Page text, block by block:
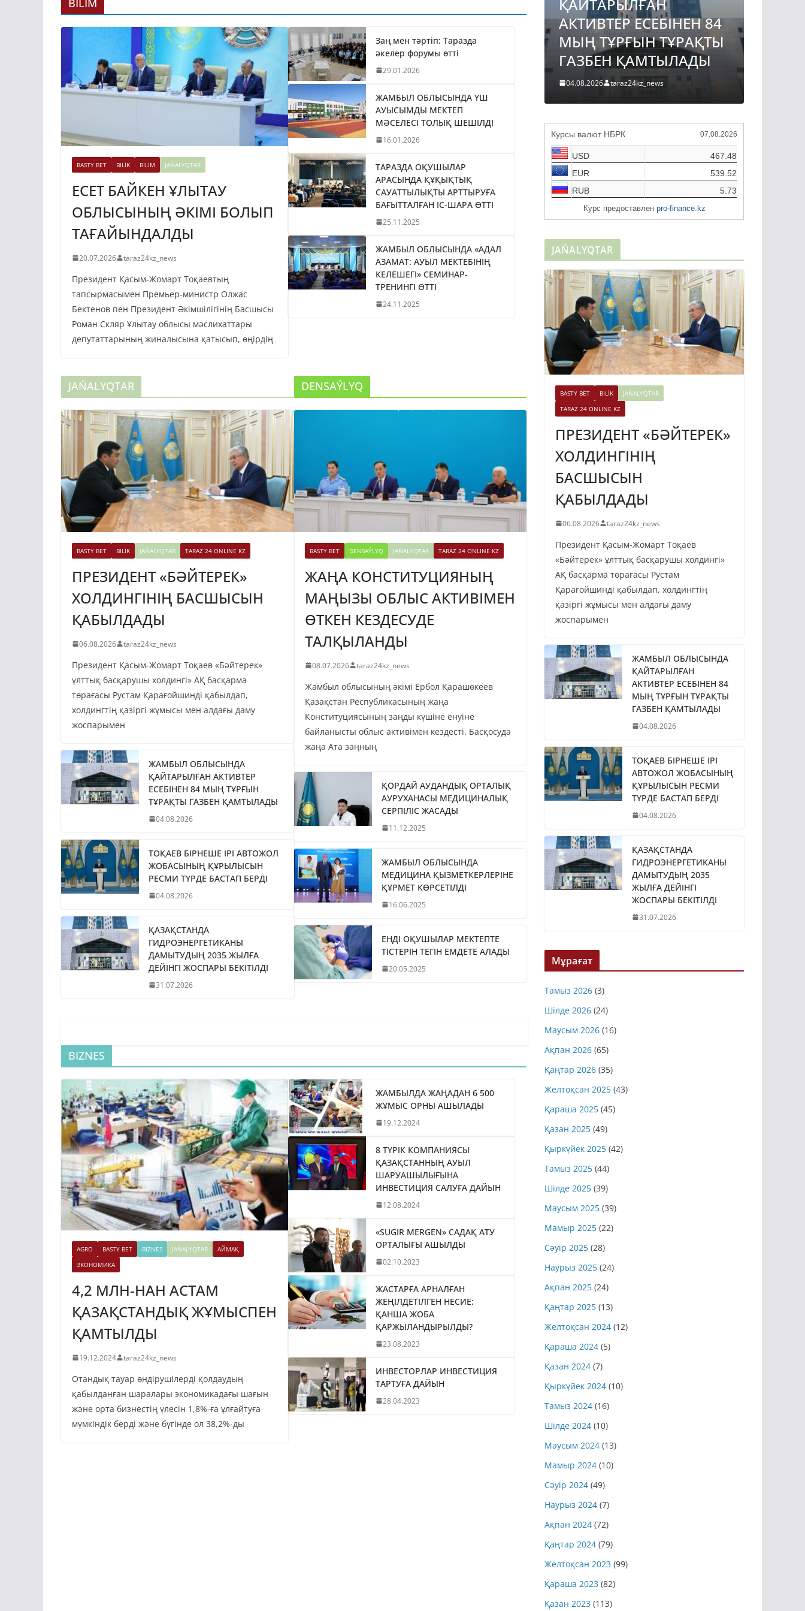
BASTY BET BILİK BİLİM JAŃALYQTAR
ЕСЕТ БАЙКЕН ҰЛЫТАУ
ОБЛЫСЫНЫҢ ӘКІМІ БОЛЫП
ТАҒАЙЫНДАЛДЫ
20.07.2026 taraz24kz_news
Президент Қасым-Жомарт Тоқаевтың
тапсырмасымен Премьер-министр Олжас
Бектенов пен Президент Әкімшілігінің Басшысы
Роман Скляр Ұлытау облысы мәслихаттары
депутаттарының жиналысына қатысып, өңірдің
Заң мен тәртіп: Таразда
әкелер форумы өтті
29.01.2026
ЖАМБЫЛ ОБЛЫСЫНДА ҮШ
АУЫСЫМДЫ МЕКТЕП
МӘСЕЛЕСІ ТОЛЫҚ ШЕШІЛДІ
16.01.2026
ТАРАЗДА ОҚУШЫЛАР
АРАСЫНДА ҚҰҚЫҚТЫҚ
САУАТТЫЛЫҚТЫ АРТТЫРУҒА
БАҒЫТТАЛҒАН ІС-ШАРА ӨТТІ
25.11.2025
ЖАМБЫЛ ОБЛЫСЫНДА «АДАЛ
АЗАМАТ: АУЫЛ МЕКТЕБІНІҢ
КЕЛЕШЕГІ» СЕМИНАР-
ТРЕНИНГІ ӨТТІ
24.11.2025
JAŃALYQTAR
BASTY BET BILİK JAŃALYQTAR TARAZ 24 ONLINE KZ
ПРЕЗИДЕНТ «БӘЙТЕРЕК»
ХОЛДИНГІНІҢ БАСШЫСЫН
ҚАБЫЛДАДЫ
06.08.2026 taraz24kz_news
Президент Қасым-Жомарт Тоқаев «Бәйтерек»
ұлттық басқарушы холдингі» АҚ басқарма
төрағасы Рустам Қарағойшинді қабылдап,
холдингтің қазіргі жұмысы мен алдағы даму
жоспарымен
ЖАМБЫЛ ОБЛЫСЫНДА
ҚАЙТАРЫЛҒАН АКТИВТЕР
ЕСЕБІНЕН 84 МЫҢ ТҰРҒЫН
ТҰРАҚТЫ ГАЗБЕН ҚАМТЫЛАДЫ
04.08.2026
ТОҚАЕВ БІРНЕШЕ ІРІ АВТОЖОЛ
ЖОБАСЫНЫҢ ҚҰРЫЛЫСЫН
РЕСМИ ТҮРДЕ БАСТАП БЕРДІ
04.08.2026
ҚАЗАҚСТАНДА
ГИДРОЭНЕРГЕТИКАНЫ
ДАМЫТУДЫҢ 2035 ЖЫЛҒА
ДЕЙІНГІ ЖОСПАРЫ БЕКІТІЛДІ
31.07.2026
DENSAÝLYQ
BASTY BET DENSAÝLYQ JAŃALYQTAR TARAZ 24 ONLINE KZ
ЖАҢА КОНСТИТУЦИЯНЫҢ
МАҢЫЗЫ ОБЛЫС АКТИВІМЕН
ӨТКЕН КЕЗДЕСУДЕ
ТАЛҚЫЛАНДЫ
08.07.2026 taraz24kz_news
Жамбыл облысының әкімі Ербол Қарашөкеев
Қазақстан Республикасының жаңа
Конституциясының заңды күшіне енуіне
байланысты облыс активімен кездесті. Басқосуда
жаңа Ата заңның
ҚОРДАЙ АУДАНДЫҚ ОРТАЛЫҚ
АУРУХАНАСЫ МЕДИЦИНАЛЫҚ
СЕРПІЛІС ЖАСАДЫ
11.12.2025
ЖАМБЫЛ ОБЛЫСЫНДА
МЕДИЦИНА ҚЫЗМЕТКЕРЛЕРІНЕ
ҚҰРМЕТ КӨРСЕТІЛДІ
16.06.2025
ЕНДІ ОҚУШЫЛАР МЕКТЕПТЕ
ТІСТЕРІН ТЕГІН ЕМДЕТЕ АЛАДЫ
20.05.2025
BIZNES
AGRO BASTY BET BIZNES JAŃALYQTAR
АЙМАҚ
ЭКОНОМИКА
4,2 МЛН-НАН АСТАМ
ҚАЗАҚСТАНДЫҚ ЖҰМЫСПЕН
ҚАМТЫЛДЫ
19.12.2024 taraz24kz_news
Отандық тауар өндірушілерді қолдаудың
қабылданған шаралары экономикадағы шағын
және орта бизнестің үлесін 1,8%-ға ұлғайтуға
мүмкіндік берді және бүгінде ол 38,2%-ды
ЖАМБЫЛДА ЖАҢАДАН 6 500
ЖҰМЫС ОРНЫ АШЫЛАДЫ
19.12.2024
8 ТҮРІК КОМПАНИЯСЫ
ҚАЗАҚСТАННЫҢ АУЫЛ
ШАРУАШЫЛЫҒЫНА
ИНВЕСТИЦИЯ САЛУҒА ДАЙЫН
12.08.2024
«SUGIR MERGEN» САДАҚ АТУ
ОРТАЛЫҒЫ АШЫЛДЫ
02.10.2023
ЖАСТАРҒА АРНАЛҒАН
ЖЕҢІЛДЕТІЛГЕН НЕСИЕ:
ҚАНША ЖОБА
ҚАРЖЫЛАНДЫРЫЛДЫ?
23.08.2023
ИНВЕСТОРЛАР ИНВЕСТИЦИЯ
ТАРТУҒА ДАЙЫН
28.04.2023
ДАМЫТУДЫҢ 2035
ЖЫЛҒА ДЕЙІНГІ
ЖОСПАРЫ БЕКІТІЛДІ
31.07.2026 taraz24kz_news
ХОЛДИНГІНІҢ
БАСШЫСЫН
ҚАБЫЛДАДЫ
ҚАЙТАРЫЛҒАН
АКТИВТЕР ЕСЕБІНЕН 84
МЫҢ ТҰРҒЫН ТҰРАҚТЫ
ГАЗБЕН ҚАМТЫЛАДЫ
04.08.2026 taraz24kz_news
Курсы валют НБРК 07.08.2026
USD
467.48
EUR
539.52
RUB
5.73
Курс предоставлен pro-finance.kz
JAŃALYQTAR
BASTY BET BILİK
JAŃALYQTAR
TARAZ 24 ONLINE KZ
ПРЕЗИДЕНТ «БӘЙТЕРЕК»
ХОЛДИНГІНІҢ
БАСШЫСЫН
ҚАБЫЛДАДЫ
06.08.2026 taraz24kz_news
Президент Қасым-Жомарт Тоқаев
«Бәйтерек» ұлттық басқарушы холдингі»
АҚ басқарма төрағасы Рустам
Қарағойшинді қабылдап, холдингтің
қазіргі жұмысы мен алдағы даму
жоспарымен
ЖАМБЫЛ ОБЛЫСЫНДА
ҚАЙТАРЫЛҒАН
АКТИВТЕР ЕСЕБІНЕН 84
МЫҢ ТҰРҒЫН ТҰРАҚТЫ
ГАЗБЕН ҚАМТЫЛАДЫ
04.08.2026
ТОҚАЕВ БІРНЕШЕ ІРІ
АВТОЖОЛ ЖОБАСЫНЫҢ
ҚҰРЫЛЫСЫН РЕСМИ
ТҮРДЕ БАСТАП БЕРДІ
04.08.2026
ҚАЗАҚСТАНДА
ГИДРОЭНЕРГЕТИКАНЫ
ДАМЫТУДЫҢ 2035
ЖЫЛҒА ДЕЙІНГІ
ЖОСПАРЫ БЕКІТІЛДІ
31.07.2026
Мұрағат
Тамыз 2026 (3)
Шілде 2026 (24)
Маусым 2026 (16)
Ақпан 2026 (65)
Қаңтар 2026 (35)
Желтоқсан 2025 (43)
Қараша 2025 (45)
Қазан 2025 (49)
Қыркүйек 2025 (42)
Тамыз 2025 (44)
Шілде 2025 (39)
Маусым 2025 (39)
Мамыр 2025 (22)
Сәуір 2025 (28)
Наурыз 2025 (24)
Ақпан 2025 (24)
Қаңтар 2025 (13)
Желтоқсан 2024 (12)
Қараша 2024 (5)
Қазан 2024 (7)
Қыркүйек 2024 (10)
Тамыз 2024 (16)
Шілде 2024 (10)
Маусым 2024 (13)
Мамыр 2024 (10)
Сәуір 2024 (49)
Наурыз 2024 (7)
Ақпан 2024 (72)
Қаңтар 2024 (79)
Желтоқсан 2023 (99)
Қараша 2023 (82)
Қазан 2023 (113)